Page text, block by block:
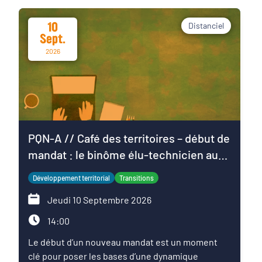
10
Sept.
2026
Distanciel
PQN-A // Café des territoires – début de
mandat : le binôme élu-technicien au
service du projet de territoire
Développement territorial Transitions
Jeudi 10 Septembre 2026
14:00
Le début d’un nouveau mandat est un moment
clé pour poser les bases d’une dynamique